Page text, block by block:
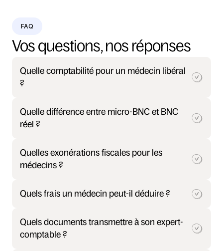
FAQ
Vos questions, nos réponses
Quelle comptabilité pour un médecin libéral
?
Quelle différence entre micro-BNC et BNC
réel ?
Quelles exonérations fiscales pour les
médecins ?
Quels frais un médecin peut-il déduire ?
Quels documents transmettre à son expert-
comptable ?